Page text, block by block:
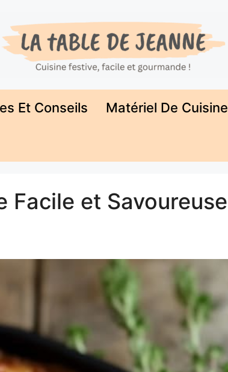
Et Conseils Matériel De Cuisine
Facile et Savoureuse